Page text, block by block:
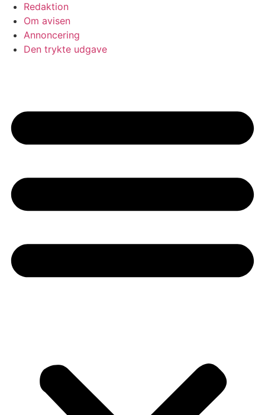
Redaktion
Om avisen
Annoncering
Den trykte udgave